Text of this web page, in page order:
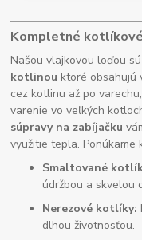
Kompletné
Našou vlajkovou loďou sú
kotlinou ktoré obsahujú
cez kotlinu až po
varenie vo veľkých
súpravy na zabíjačku
využitie tepla.
Smaltované
údržbou a skvelou
Nerezové kotlíky:
dlhou životnosťou.